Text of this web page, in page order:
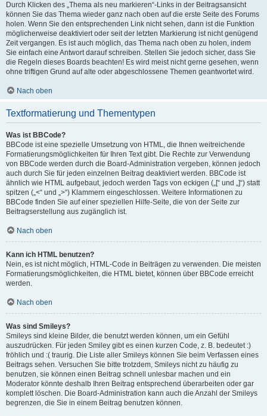
Durch Klicken des „Thema als neu markieren“-Links in der Beitragsansicht
können Sie das Thema wieder ganz nach oben auf die erste Seite des Forums
holen. Wenn Sie den entsprechenden Link nicht sehen, dann ist die Funktion
möglicherweise deaktiviert oder seit der letzten Markierung ist nicht genügend
Zeit vergangen. Es ist auch möglich, das Thema nach oben zu holen, indem
Sie einfach eine Antwort darauf schreiben. Stellen Sie jedoch sicher, dass Sie
die Regeln dieses Boards beachten! Es wird meist nicht gerne gesehen, wenn
ohne triftigen Grund auf alte oder abgeschlossene Themen geantwortet wird.
Nach oben
Textformatierung und Thementypen
Was ist BBCode?
BBCode ist eine spezielle Umsetzung von HTML, die Ihnen weitreichende
Formatierungsmöglichkeiten für Ihren Text gibt. Die Rechte zur Verwendung
von BBCode werden durch die Board-Administration vergeben, können jedoch
auch durch Sie für jeden einzelnen Beitrag deaktiviert werden. BBCode ist
ähnlich wie HTML aufgebaut, jedoch werden Tags von eckigen („[“ und „]“) statt
spitzen („<“ und „>“) Klammern eingeschlossen. Weitere Informationen zu
BBCode finden Sie auf einer speziellen Hilfe-Seite, die von der Seite zur
Beitragserstellung aus zugänglich ist.
Nach oben
Kann ich HTML benutzen?
Nein, es ist nicht möglich, HTML-Code in Beiträgen zu verwenden. Die meisten
Formatierungsmöglichkeiten, die HTML bietet, können über BBCode erreicht
werden.
Nach oben
Was sind Smileys?
Smileys sind kleine Bilder, die benutzt werden können, um ein Gefühl
auszudrücken. Für jeden Smiley gibt es einen kurzen Code, z. B. bedeutet :)
fröhlich und :( traurig. Die Liste aller Smileys können Sie beim Verfassen eines
Beitrags sehen. Versuchen Sie bitte trotzdem, Smileys nicht zu häufig zu
benutzen, sie können einen Beitrag schnell unlesbar machen und ein
Moderator könnte deshalb Ihren Beitrag entsprechend überarbeiten oder gar
komplett löschen. Die Board-Administration kann auch die Anzahl der Smileys
begrenzen, die Sie in einem Beitrag benutzen können.